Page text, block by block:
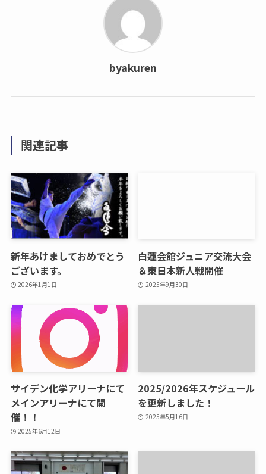
byakuren
関連記事
新年あけましておめでとう
ございます。
2026年1月1日
白蓮会館ジュニア交流大会
＆東日本新人戦開催
2025年9月30日
サイデン化学アリーナにて
メインアリーナにて開
催！！
2025年6月12日
2025/2026年スケジュール
を更新しました！
2025年5月16日